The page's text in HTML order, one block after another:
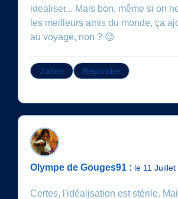
idealiser... Mais bon, même si on
les meilleurs amis du monde, ça
au voyage, non ? 😉
J'aime Répondre
Olympe de Gouges91 : le 11
Certes, l'idéalisation est stérile.